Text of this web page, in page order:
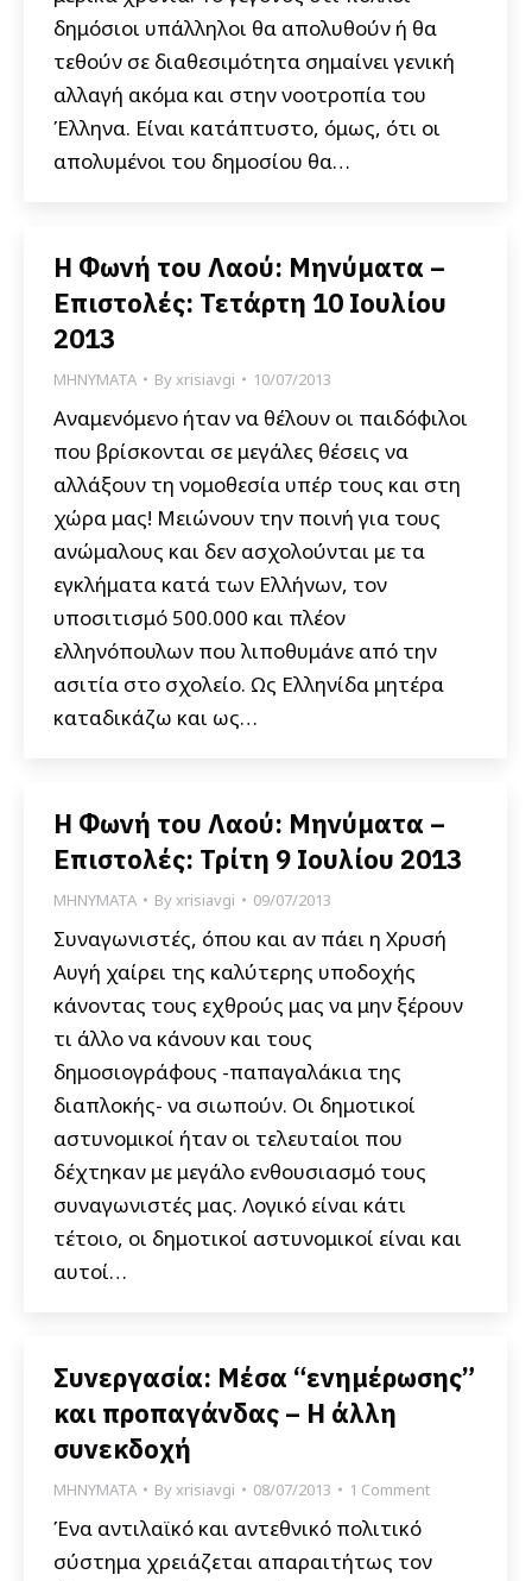
δημόσιοι υπάλληλοι θα απολυθούν ή θα
τεθούν σε διαθεσιμότητα σημαίνει γενική
αλλαγή ακόμα και στην νοοτροπία του
Έλληνα. Είναι κατάπτυστο, όμως, ότι οι
απολυμένοι του δημοσίου θα…
Η Φωνή του Λαού: Μηνύματα –
Επιστολές: Τετάρτη 10 Ιουλίου
2013
ΜΗΝΥΜΑΤΑ Byxrisiavgi 10/07/2013
Αναμενόμενο ήταν να θέλουν οι παιδόφιλοι
που βρίσκονται σε μεγάλες θέσεις να
αλλάξουν τη νομοθεσία υπέρ τους και στη
χώρα μας! Μειώνουν την ποινή για τους
ανώμαλους και δεν ασχολούνται με τα
εγκλήματα κατά των Ελλήνων, τον
υποσιτισμό 500.000 και πλέον
ελληνόπουλων που λιποθυμάνε από την
ασιτία στο σχολείο. Ως Ελληνίδα μητέρα
καταδικάζω και ως…
Η Φωνή του Λαού: Μηνύματα –
Επιστολές: Τρίτη 9 Ιουλίου 2013
ΜΗΝΥΜΑΤΑ Byxrisiavgi 09/07/2013
Συναγωνιστές, όπου και αν πάει η Χρυσή
Αυγή χαίρει της καλύτερης υποδοχής
κάνοντας τους εχθρούς μας να μην ξέρουν
τι άλλο να κάνουν και τους
δημοσιογράφους -παπαγαλάκια της
διαπλοκής- να σιωπούν. Οι δημοτικοί
αστυνομικοί ήταν οι τελευταίοι που
δέχτηκαν με μεγάλο ενθουσιασμό τους
συναγωνιστές μας. Λογικό είναι κάτι
τέτοιο, οι δημοτικοί αστυνομικοί είναι και
αυτοί…
Συνεργασία: Μέσα “ενημέρωσης”
και προπαγάνδας – Η άλλη
συνεκδοχή
ΜΗΝΥΜΑΤΑ Byxrisiavgi 08/07/2013 1 Comment
Ένα αντιλαϊκό και αντεθνικό πολιτικό
σύστημα χρειάζεται απαραιτήτως τον